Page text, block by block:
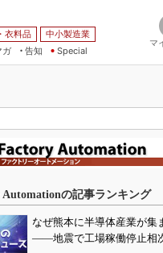
衣料品
中小製造業
ガ
告知 Special
マ
Automationの記事ランキング
なぜ熊本に半導体産業が集
――地震で工場稼働停止相